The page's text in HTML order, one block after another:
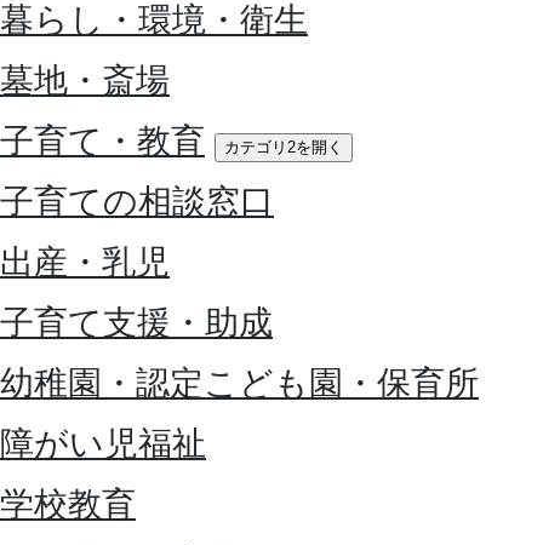
暮らし・環境・衛生
墓地・斎場
子育て・教育
カテゴリ2を開く
子育ての相談窓口
出産・乳児
子育て支援・助成
幼稚園・認定こども園・保育所
障がい児福祉
学校教育